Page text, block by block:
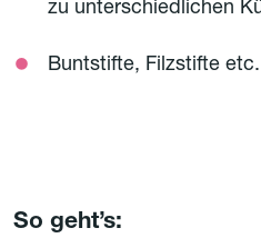
zu unterschiedlichen
Buntstifte, Filzstifte etc.
So geht’s: